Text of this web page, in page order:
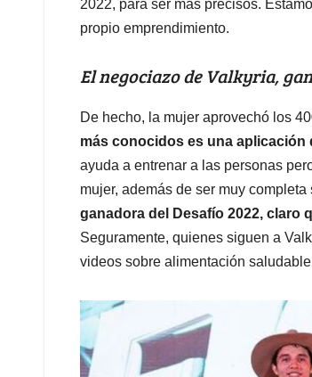
2022, para ser más precisos.
propio emprendimiento.
El negociazo de Valkyria,
De hecho, la mujer aprovechó los
más conocidos es una aplicación
ayuda a entrenar a las personas
mujer, además de ser muy
ganadora del Desafío 2022, claro
Seguramente, quienes siguen a
videos sobre alimentación